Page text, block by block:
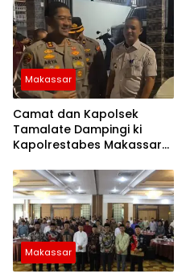
Makassar
Camat dan Kapolsek
Tamalate Dampingi ki
Kapolrestabes Makassar
Sembako di Bontoduri
Makassar